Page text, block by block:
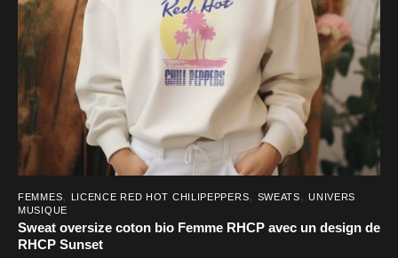
sur
la
page
produit
FEMMES, LICENCE RED HOT CHILIPEPPERS, SWEATS,UNIVERS
MUSIQUE
Sweat oversize coton bio Femme RHCP avec un design de
RHCP Sunset